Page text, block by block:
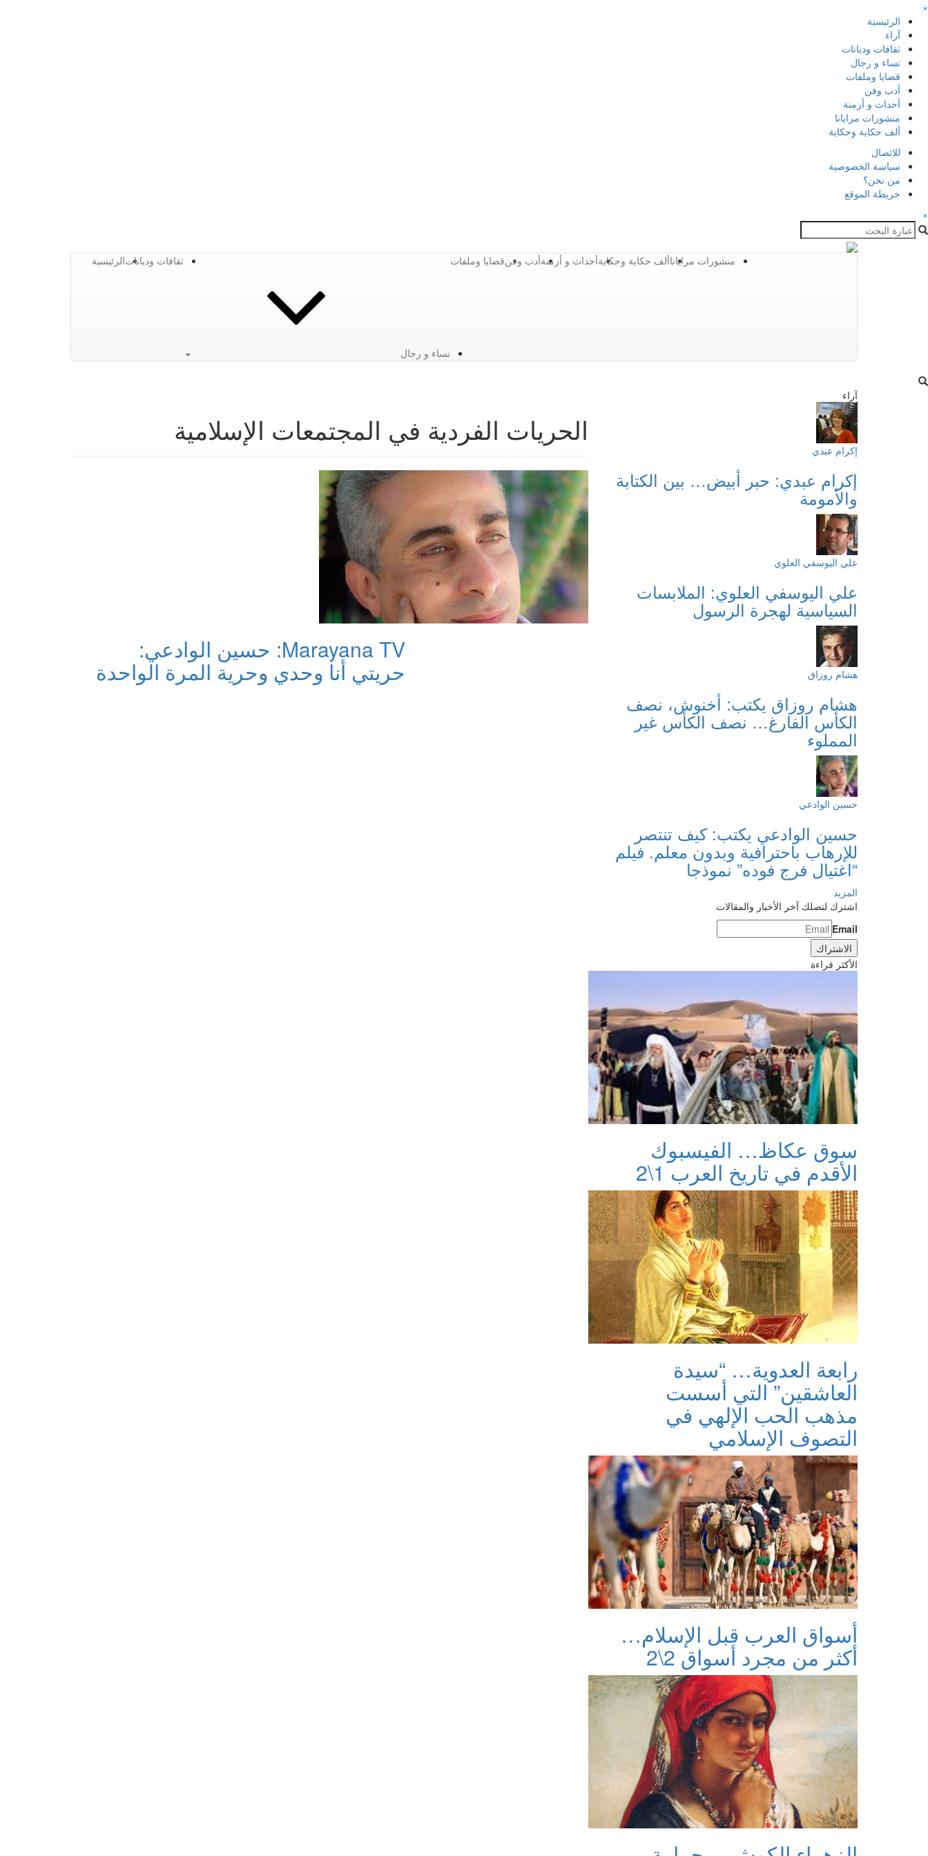
×
الرئيسية
آراء
ثقافات وديانات
نساء و رجال
قضايا وملفات
أدب وفن
أحداث و أزمنة
منشورات مرايانا
ألف حكاية وحكاية
للاتصال
سياسة الخصوصية
من نحن؟
خريطة الموقع
×
الرئيسيةثقافات وديانات
نساء و رجال
قضايا وملفاتأدب وفنأحداث و أزمنةألف حكاية وحكايةمنشورات مرايانا
الحريات الفردية في المجتمعات الإسلامية
Marayana TV: حسين الوادعي:
حريتي أنا وحدي وحرية المرة الواحدة
آراء
إكرام عبدي
إكرام عبدي: حبر أبيض… بين الكتابة
والأمومة
علي اليوسفي العلوي
علي اليوسفي العلوي: الملابسات
السياسية لهجرة الرسول
هشام روزاق
هشام روزاق يكتب: أخنوش، نصف
الكأس الفارغ… نصف الكأس غير
المملوء
حسين الوادعي
حسين الوادعي يكتب: كيف تنتصر
للإرهاب باحترافية وبدون معلم. فيلم
“اغتيال فرج فوده” نموذجا
المزيد
اشترك لتصلك آخر الأخبار والمقالات
Email
الأكثر قراءة
سوق عكاظ… الفيسبوك
الأقدم في تاريخ العرب 1\2
رابعة العدوية… “سيدة
العاشقين” التي أسست
مذهب الحب الإلهي في
التصوف الإسلامي
أسواق العرب قبل الإسلام…
أكثر من مجرد أسواق 2\2